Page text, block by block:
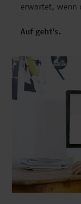
erwartet, wenn
Auf geht’s.